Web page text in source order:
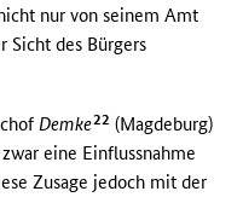
nur von seinem Amt
Sicht des Bürgers
Demke22 (Magdeburg)
eine Einflussnahme
Zusage jedoch mit der